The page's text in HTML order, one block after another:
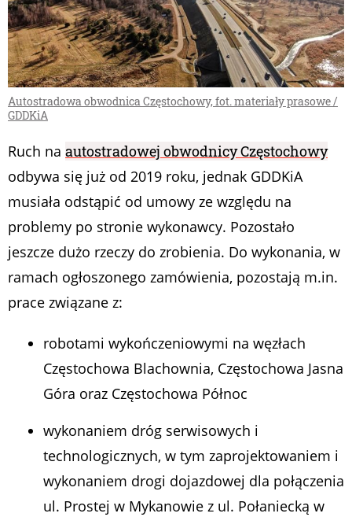
Autostradowa obwodnica Częstochowy, fot. materiały prasowe /
GDDKiA
Ruch na autostradowej obwodnicy Częstochowy
odbywa się już od 2019 roku, jednak GDDKiA
musiała odstąpić od umowy ze względu na
problemy po stronie wykonawcy. Pozostało
jeszcze dużo rzeczy do zrobienia. Do wykonania, w
ramach ogłoszonego zamówienia, pozostają m.in.
prace związane z:
robotami wykończeniowymi na węzłach
Częstochowa Blachownia, Częstochowa Jasna
Góra oraz Częstochowa Północ
wykonaniem dróg serwisowych i
technologicznych, w tym zaprojektowaniem i
wykonaniem drogi dojazdowej dla połączenia
ul. Prostej w Mykanowie z ul. Połaniecką w